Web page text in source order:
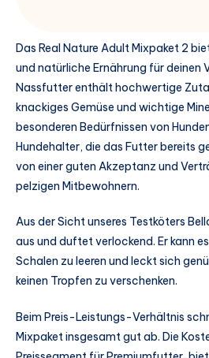
Das Real Nature Adult Mixpaket 2
und natürliche Ernährung für deinen
Nassfutter enthält hochwertige
knackiges Gemüse und wichtige
besonderen Bedürfnissen von
Hundehalter, die das Futter bereits
von einer guten Akzeptanz und
pelzigen Mitbewohnern.
Aus der Sicht unseres Testköters
aus und duftet verlockend. Er kann
Schalen zu leeren und leckt sich
keinen Tropfen zu verschenken.
Beim Preis-Leistungs-Verhältnis
Mixpaket insgesamt gut ab. Die